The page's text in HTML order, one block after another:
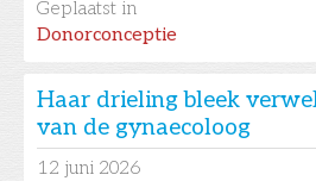
Geplaatst in
Donorconceptie
Haar drieling bleek
van de gynaecoloog
12 juni 2026